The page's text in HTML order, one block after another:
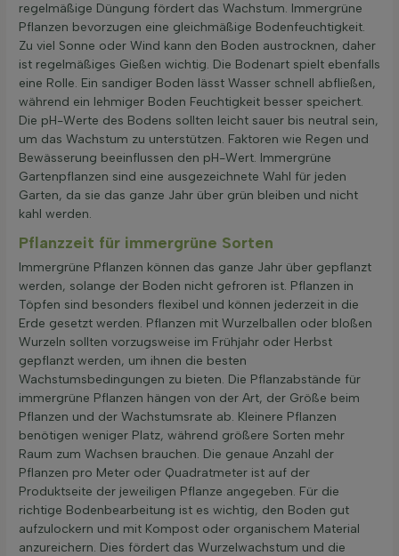
regelmäßige Düngung fördert das Wachstum. Immergrüne
Pflanzen bevorzugen eine gleichmäßige Bodenfeuchtigkeit.
Zu viel Sonne oder Wind kann den Boden austrocknen, daher
ist regelmäßiges Gießen wichtig. Die Bodenart spielt ebenfalls
eine Rolle. Ein sandiger Boden lässt Wasser schnell abfließen,
während ein lehmiger Boden Feuchtigkeit besser speichert.
Die pH-Werte des Bodens sollten leicht sauer bis neutral sein,
um das Wachstum zu unterstützen. Faktoren wie Regen und
Bewässerung beeinflussen den pH-Wert. Immergrüne
Gartenpflanzen sind eine ausgezeichnete Wahl für jeden
Garten, da sie das ganze Jahr über grün bleiben und nicht
kahl werden.
Pflanzzeit für immergrüne Sorten
Immergrüne Pflanzen können das ganze Jahr über gepflanzt
werden, solange der Boden nicht gefroren ist. Pflanzen in
Töpfen sind besonders flexibel und können jederzeit in die
Erde gesetzt werden. Pflanzen mit Wurzelballen oder bloßen
Wurzeln sollten vorzugsweise im Frühjahr oder Herbst
gepflanzt werden, um ihnen die besten
Wachstumsbedingungen zu bieten. Die Pflanzabstände für
immergrüne Pflanzen hängen von der Art, der Größe beim
Pflanzen und der Wachstumsrate ab. Kleinere Pflanzen
benötigen weniger Platz, während größere Sorten mehr
Raum zum Wachsen brauchen. Die genaue Anzahl der
Pflanzen pro Meter oder Quadratmeter ist auf der
Produktseite der jeweiligen Pflanze angegeben. Für die
richtige Bodenbearbeitung ist es wichtig, den Boden gut
aufzulockern und mit Kompost oder organischem Material
anzureichern. Dies fördert das Wurzelwachstum und die